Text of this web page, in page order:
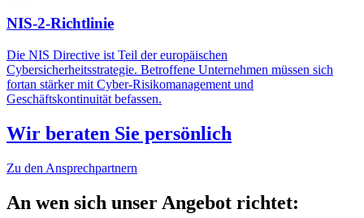
NIS-2-Richtlinie
Die NIS Directive ist Teil der europäischen
Cybersicherheitsstrategie. Betroffene Unternehmen müssen sich
fortan stärker mit Cyber-Risikomanagement und
Geschäftskontinuität befassen.
Wir beraten Sie persönlich
Zu den Ansprechpartnern
An wen sich unser Angebot richtet: